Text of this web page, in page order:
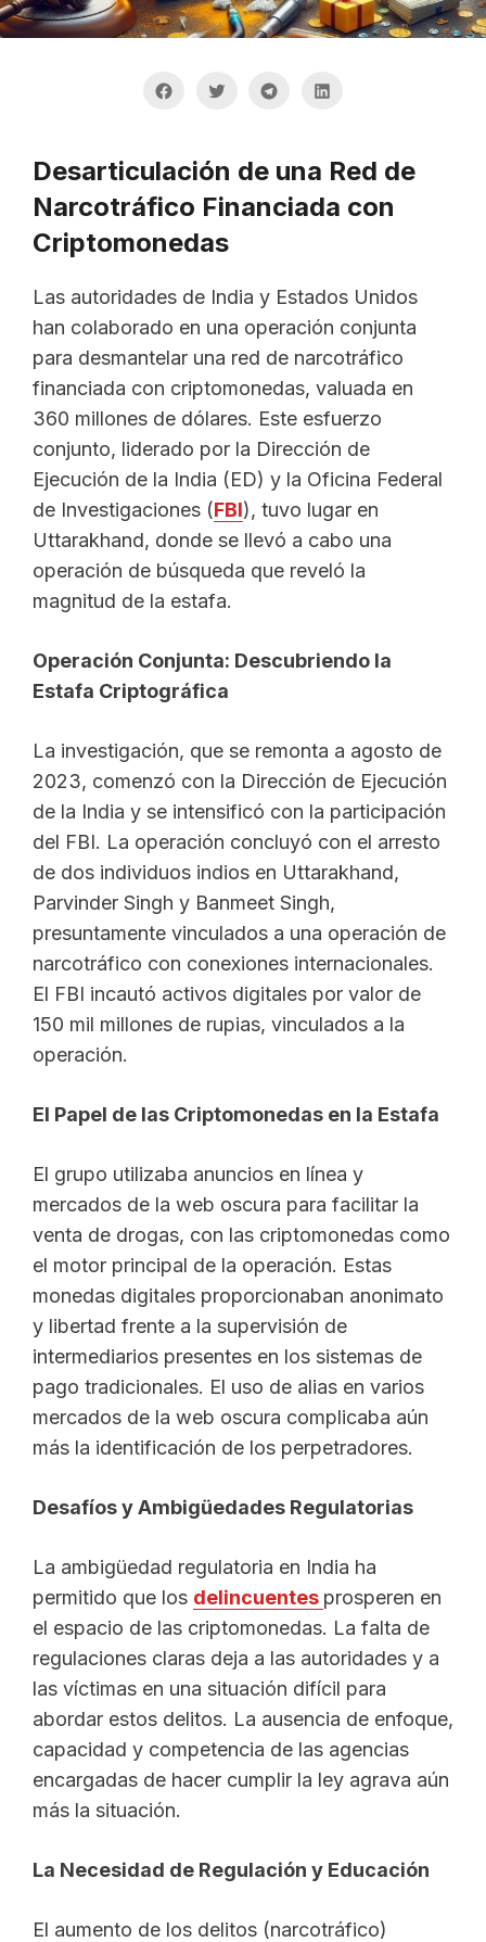
Desarticulación de una Red de
Narcotráfico Financiada con
Criptomonedas
Las autoridades de India y Estados Unidos
han colaborado en una operación conjunta
para desmantelar una red de narcotráfico
financiada con criptomonedas, valuada en
360 millones de dólares. Este esfuerzo
conjunto, liderado por la Dirección de
Ejecución de la India (ED) y la Oficina Federal
de Investigaciones (FBI), tuvo lugar en
Uttarakhand, donde se llevó a cabo una
operación de búsqueda que reveló la
magnitud de la estafa.
Operación Conjunta: Descubriendo la
Estafa Criptográfica
La investigación, que se remonta a agosto de
2023, comenzó con la Dirección de Ejecución
de la India y se intensificó con la participación
del FBI. La operación concluyó con el arresto
de dos individuos indios en Uttarakhand,
Parvinder Singh y Banmeet Singh,
presuntamente vinculados a una operación de
narcotráfico con conexiones internacionales.
El FBI incautó activos digitales por valor de
150 mil millones de rupias, vinculados a la
operación.
El Papel de las Criptomonedas en la Estafa
El grupo utilizaba anuncios en línea y
mercados de la web oscura para facilitar la
venta de drogas, con las criptomonedas como
el motor principal de la operación. Estas
monedas digitales proporcionaban anonimato
y libertad frente a la supervisión de
intermediarios presentes en los sistemas de
pago tradicionales. El uso de alias en varios
mercados de la web oscura complicaba aún
más la identificación de los perpetradores.
Desafíos y Ambigüedades Regulatorias
La ambigüedad regulatoria en India ha
permitido que los delincuentes prosperen en
el espacio de las criptomonedas. La falta de
regulaciones claras deja a las autoridades y a
las víctimas en una situación difícil para
abordar estos delitos. La ausencia de enfoque,
capacidad y competencia de las agencias
encargadas de hacer cumplir la ley agrava aún
más la situación.
La Necesidad de Regulación y Educación
El aumento de los delitos (narcotráfico)